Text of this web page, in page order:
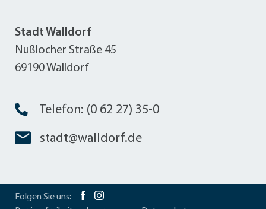
Stadt Walldorf
Nußlocher Straße 45
69190 Walldorf
Telefon: (0 62 27) 35-0
stadt@walldorf.de
Folgen Sie uns: